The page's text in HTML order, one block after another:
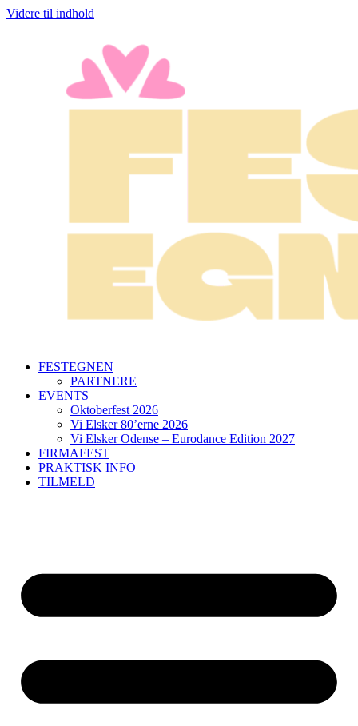
Videre til indhold
FESTEGNEN
PARTNERE
EVENTS
Oktoberfest 2026
Vi Elsker 80’erne 2026
Vi Elsker Odense – Eurodance Edition 2027
FIRMAFEST
PRAKTISK INFO
TILMELD